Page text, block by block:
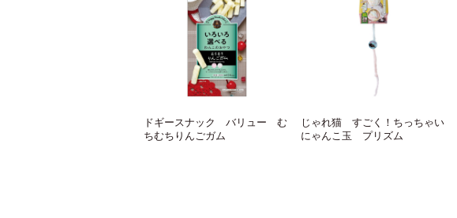
ドギースナック バリュー む
ちむちりんごガム
じゃれ猫 すごく！ちっちゃい
にゃんこ玉 プリズム